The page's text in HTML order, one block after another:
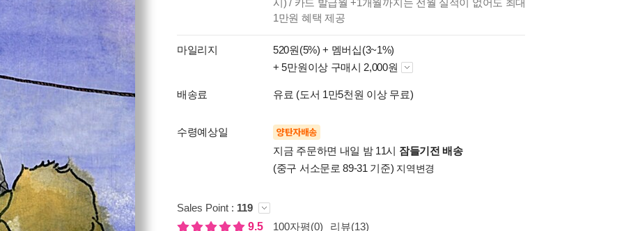
시) / 카드 발급월 +1개월까지는 전월 실적이 없어도 최대
1만원 혜택 제공
마일리지 520원(5%) + 멤버십(3~1%)
+ 5만원이상 구매시 2,000원
배송료 유료 (도서 1만5천원 이상 무료)
수령예상일 양탄자배송
지금 주문하면 내일 밤 11시 잠들기전 배송
(중구 서소문로 89-31 기준) 지역변경
Sales Point : 119
9.5
100자평(0) 리뷰(13)